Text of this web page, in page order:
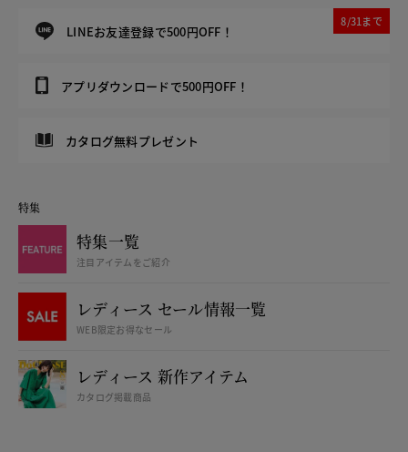
LINEお友達登録で500円OFF！
8/31まで
アプリダウンロードで500円OFF！
カタログ無料プレゼント
特集
特集一覧
注目アイテムをご紹介
レディース セール情報一覧
WEB限定お得なセール
レディース 新作アイテム
カタログ掲載商品